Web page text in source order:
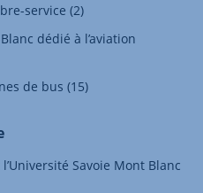
service (2)
dédié à l’aviation
de bus (15)
Savoie Mont Blanc